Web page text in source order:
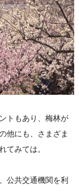
トもあり、梅林が
他にも、
さまざま
てみては。
公共交通機関を利